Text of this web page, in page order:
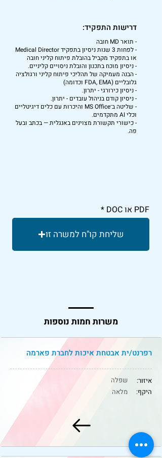
דרישות התפקיד:
- תואר MD חובה
- לפחות 3 שנות ניסיון בתפקיד Medical Director
או בתפקיד מקביל בהובלת פיתוח קליני חובה
- ניסיון מוכח בתכנון והובלת ניסויים קליניים.
- הבנה מעמיקה של תהליכי פיתוח קליני ורגולציה
גלובליים (FDA, EMA וכדומה)
- ניסיון כירורגי - יתרון.
- ניסיון קודם בניהול עובדים - יתרון.
- שליטה ב־MS Office והיכרות עם כלים דיגיטליים
וכלי AI מתקדמים.
- כישורי תקשורת מצוינים באנגלית — בכתב ובעל
פה.
PDF או DOC
שליחת קו"ח למשרה זו
משרות חמות נוספות
רפרנט/ית אבטחת איכות לחברת פארמה
איזור:
שפלה
היקף:
מלאה